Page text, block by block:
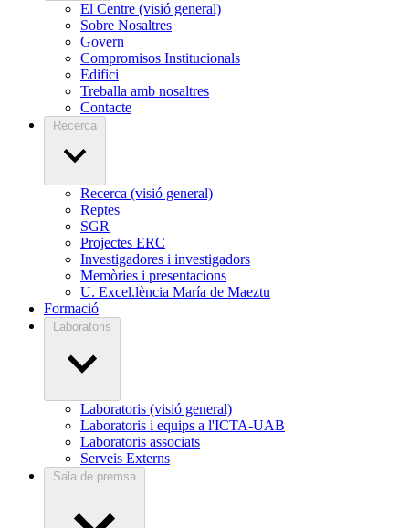
El Centre (visió general)
Sobre Nosaltres
Govern
Compromisos Institucionals
Edifici
Treballa amb nosaltres
Contacte
Recerca
Recerca (visió general)
Reptes
SGR
Projectes ERC
Investigadores i investigadors
Memòries i presentacions
U. Excel.lència María de Maeztu
Formació
Laboratoris
Laboratoris (visió general)
Laboratoris i equips a l'ICTA-UAB
Laboratoris associats
Serveis Externs
Sala de premsa